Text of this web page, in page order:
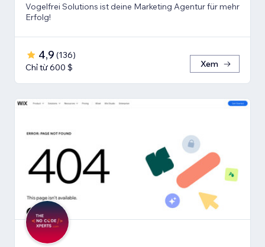
Vogelfrei Solutions ist deine Marketing Agentur für mehr
Erfolg!
4,9 (136)
Chỉ từ 600 $
Xem